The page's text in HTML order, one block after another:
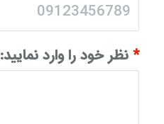
*نظر خود را وارد نمایید: